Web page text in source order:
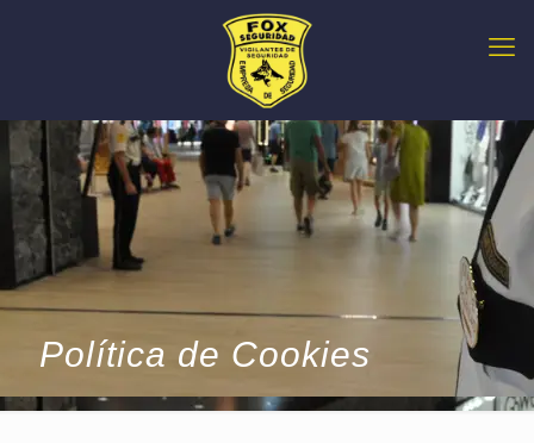
Política de Cookies